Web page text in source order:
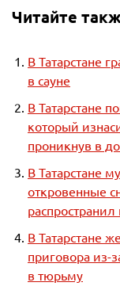
Читайте
В Татарстане
в сауне
В Татарстане
который
проникнув в
В Татарстане
откровенные
распространил
В Татарстане
приговора из-
в тюрьму